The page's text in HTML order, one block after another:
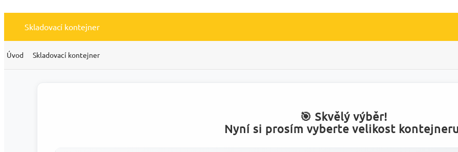
Skladovací kontejner
Úvod Skladovací kontejner
🎯 Skvělý výběr!
Nyní si prosím vyberte velikost